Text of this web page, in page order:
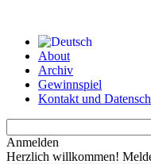
About
Archiv
Gewinnspiel
Kontakt und
Anmelden
Herzlich willkommen!